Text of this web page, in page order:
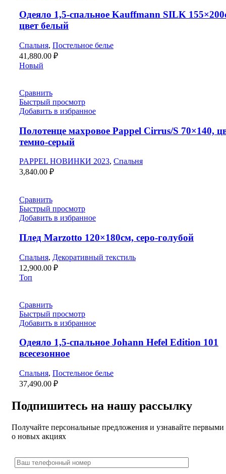
Одеяло 1,5-спальное Kauffmann SILK
цвет белый
Спальня, Постельное белье
41,880.00 ₽
Новый
Сравнить
Быстрый просмотр
Добавить в избранное
Полотенце махровое Pappel Cirrus/S 70×140,
темно-серый
PAPPEL НОВИНКИ 2023, Спальня
3,840.00 ₽
Сравнить
Быстрый просмотр
Добавить в избранное
Плед Marzotto 120×180см, серо-голубой
Спальня, Декоративный текстиль
12,900.00 ₽
Топ
Сравнить
Быстрый просмотр
Добавить в избранное
Одеяло 1,5-спальное Johann Hefel Edition 101
всесезонное
Спальня, Постельное белье
37,490.00 ₽
Подпишитесь на нашу рассылку
Получайте персональные предложения и узнавайте первыми
о новых акциях